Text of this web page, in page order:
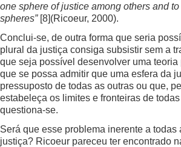
one sphere of justice among others and
spheres” [8](Ricoeur, 2000).
Conclui-se, de outra forma que seria
plural da justiça consiga subsistir sem a
que seja possível desenvolver uma
que se possa admitir que uma esfera da
pressuposto de todas as outras ou que,
estabeleça os limites e fronteiras de
questiona-se.
Será que esse problema inerente a todas
justiça? Ricoeur pareceu ter encontrado